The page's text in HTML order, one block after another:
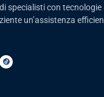
specialisti con tecnologie
un’assistenza